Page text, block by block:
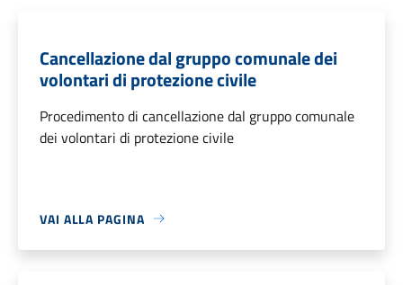
Cancellazione dal gruppo comunale dei
volontari di protezione civile
Procedimento di cancellazione dal gruppo comunale
dei volontari di protezione civile
VAI ALLA PAGINA